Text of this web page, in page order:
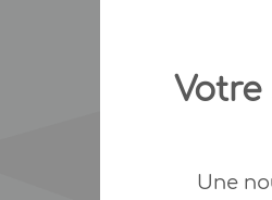
Une